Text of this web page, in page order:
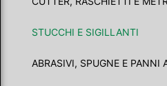
STUCCHI E SIGILLANTI
ABRASIVI, SPUGNE E PANNI